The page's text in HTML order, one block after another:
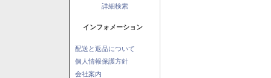
詳細検索
インフォメーション
配送と返品について
個人情報保護方針
会社案内